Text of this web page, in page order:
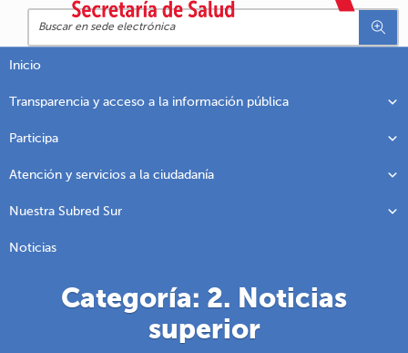
Inicio
Transparencia y acceso a la información pública
Participa
Atención y servicios a la ciudadanía
Nuestra Subred Sur
Noticias
Categoría: 2. Noticias
superior